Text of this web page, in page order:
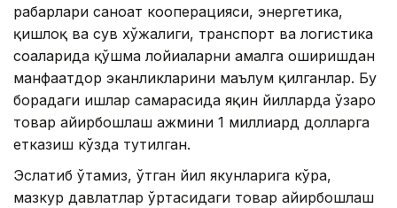
раҳбарлари саноат кооперацияси, энергетика,
қишлоқ ва сув хўжалиги, транспорт ва логистика
соҳаларида қўшма лойиҳаларни амалга оширишдан
манфаатдор эканликларини маълум қилганлар. Бу
борадаги ишлар самарасида яқин йилларда ўзаро
товар айирбошлаш ҳажмини 1 миллиард долларга
етказиш кўзда тутилган.
Эслатиб ўтамиз, ўтган йил якунларига кўра,
мазкур давлатлар ўртасидаги товар айирбошлаш